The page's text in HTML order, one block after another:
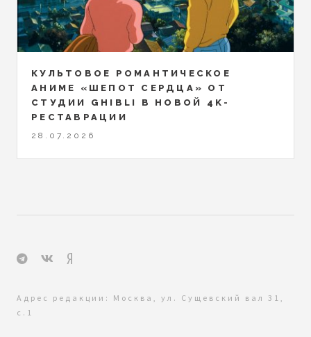
КУЛЬТОВОЕ РОМАНТИЧЕСКОЕ
АНИМЕ «ШЕПОТ СЕРДЦА» ОТ
СТУДИИ GHIBLI В НОВОЙ 4K-
РЕСТАВРАЦИИ
28.07.2026
Адрес редакции: Москва, ул. Сущевский вал 31,
с.1